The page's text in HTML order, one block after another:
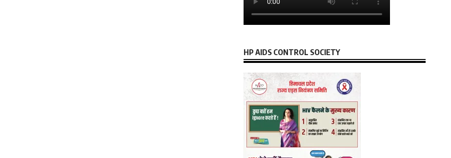
HP AIDS CONTROL SOCIETY